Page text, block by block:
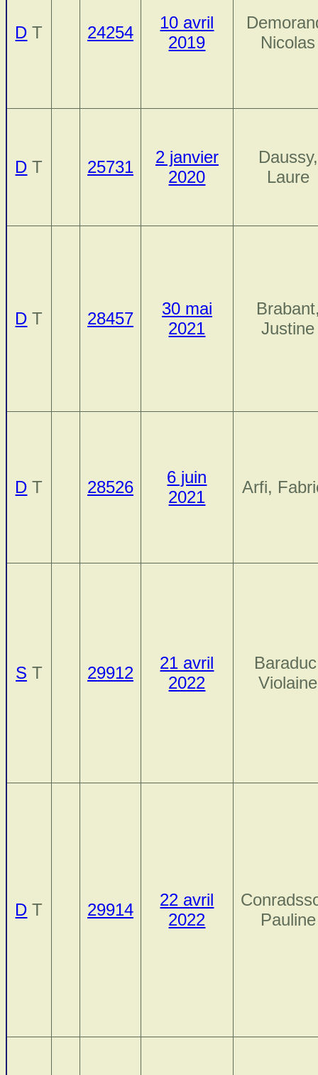
D T 24254
10 avril
2019
Nicolas
D T 25731
2 janvier
2020
Daussy,
Laure
D T 28457
30 mai
2021
Justine
D T 28526
6 juin
2021
Arfi,
S T 29912
21 avril
2022
Violaine
D T 29914
22 avril
2022
Pauline